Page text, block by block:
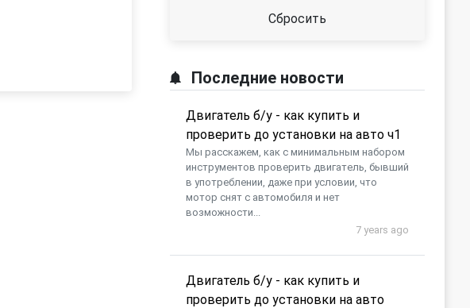
Сбросить
Последние новости
Двигатель б/у - как купить и
проверить до установки на авто ч1
Мы расскажем, как с минимальным набором
инструментов проверить двигатель, бывший
в употреблении, даже при условии, что
мотор снят с автомобиля и нет
возможности...
7 years ago
Двигатель б/у - как купить и
проверить до установки на авто